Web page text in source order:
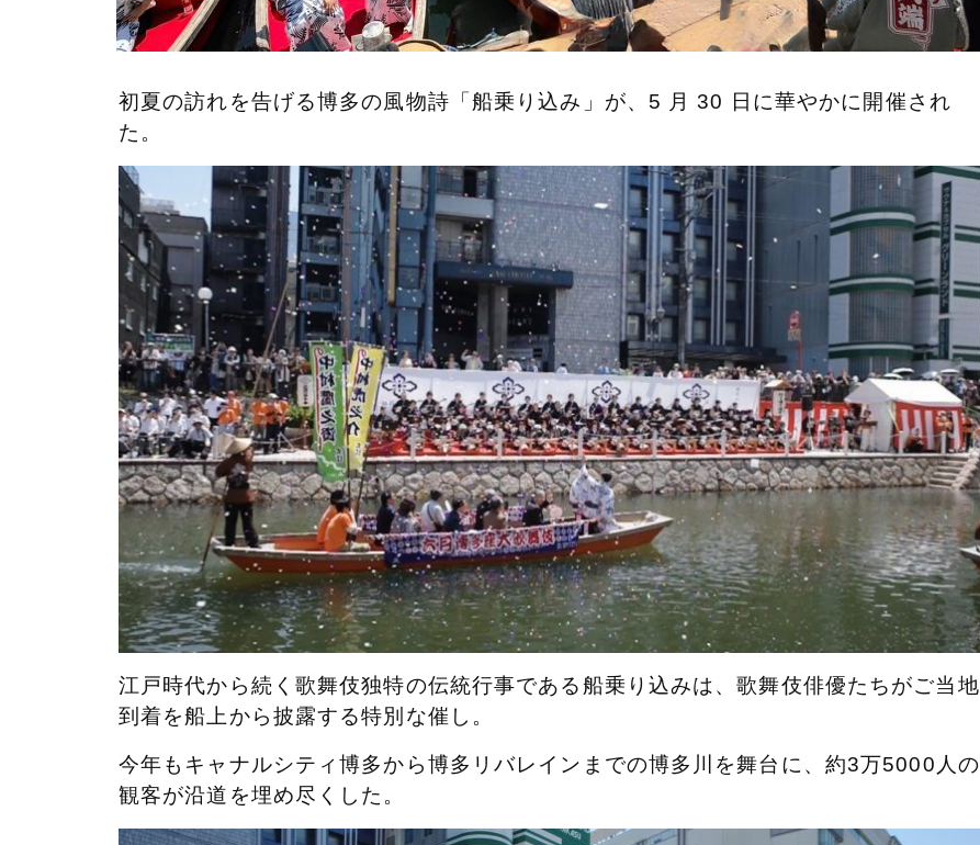
初夏の訪れを告げる博多の風物詩「船乗り込み」が、5 月 30 日に華やかに開催され
た。
江戸時代から続く歌舞伎独特の伝統行事である船乗り込みは、歌舞伎俳優たちがご当地
到着を船上から披露する特別な催し。
今年もキャナルシティ博多から博多リバレインまでの博多川を舞台に、約3万5000人の
観客が沿道を埋め尽くした。